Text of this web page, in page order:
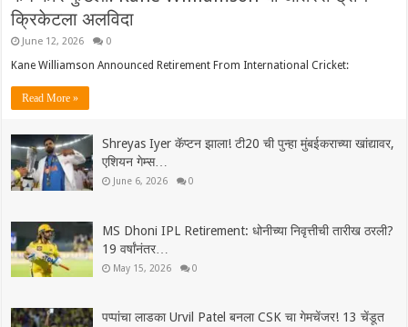
क्रिकेटला अलविदा
June 12, 2026 0
Kane Williamson Announced Retirement From International Cricket:
Read More »
Shreyas Iyer कॅप्टन झाला! टी20 ची पुन्हा मुंबईकराच्या खांद्यावर,
एशियन गेम्स…
June 6, 2026 0
MS Dhoni IPL Retirement: धोनीच्या निवृत्तीची तारीख ठरली?
19 वर्षांनंतर…
May 15, 2026 0
पप्पांचा लाडका Urvil Patel बनला CSK चा गेमचेंजर! 13 चेंडूत